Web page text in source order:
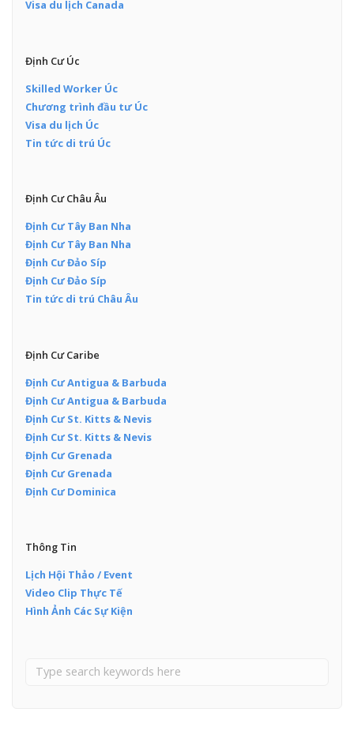
Visa du lịch Canada
Định Cư Úc
Skilled Worker Úc
Chương trình đầu tư Úc
Visa du lịch Úc
Tin tức di trú Úc
Định Cư Châu Âu
Định Cư Tây Ban Nha
Định Cư Tây Ban Nha
Định Cư Đảo Síp
Định Cư Đảo Síp
Tin tức di trú Châu Âu
Định Cư Caribe
Định Cư Antigua & Barbuda
Định Cư Antigua & Barbuda
Định Cư St. Kitts & Nevis
Định Cư St. Kitts & Nevis
Định Cư Grenada
Định Cư Grenada
Định Cư Dominica
Thông Tin
Lịch Hội Thảo / Event
Video Clip Thực Tế
Hình Ảnh Các Sự Kiện